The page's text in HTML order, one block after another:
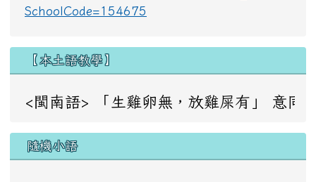
SchoolCode=154675
【本土語教學】
<閩南語> 「生雞卵無，放雞屎有」 意
隨機小語